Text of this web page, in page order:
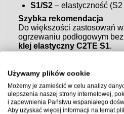
S1/S2 – elastyczność (S2
Szybka rekomendacja
Do większości zastosowań
ogrzewaniu podłogowym
klej elastyczny C2TE S1.
przed użyciem sprawdź
kleju, przygotuj podłoże zgodnie z
równość, suchość) i zachowaj
czasy schnięcia.
Używamy plików cookie
Możemy je zamieścić w celu analizy
ulepszenia naszej strony internetowej,
i zapewnienia Państwu wspaniałego
Aby uzyskać więcej informacji na temat